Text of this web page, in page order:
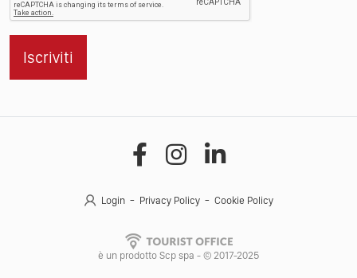
Iscriviti
Login Privacy Policy Cookie Policy
è un prodotto Scp spa - © 2017-2025